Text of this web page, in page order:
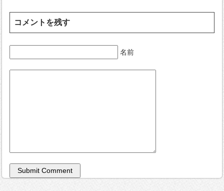
コメントを残す
名前